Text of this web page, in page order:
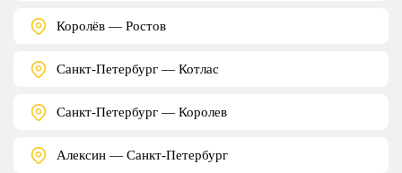
Королёв — Ростов
Санкт-Петербург — Котлас
Санкт-Петербург — Королев
Алексин — Санкт-Петербург